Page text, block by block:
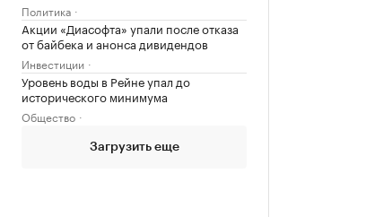
Политика
Акции «Диасофта» упали после отказа
от байбека и анонса дивидендов
Инвестиции
Уровень воды в Рейне упал до
исторического минимума
Общество
Загрузить еще